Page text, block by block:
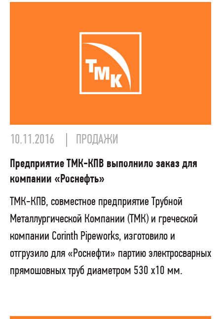
10.11.2016 ПРОДАЖИ
Предприятие ТМК-КПВ выполнило заказ для
компании «Роснефть»
ТМК-КПВ, совместное предприятие Трубной
Металлургической Компании (ТМК) и греческой
компании Corinth Pipeworks, изготовило и
отгрузило для «Роснефти» партию электросварных
прямошовных труб диаметром 530 х10 мм.